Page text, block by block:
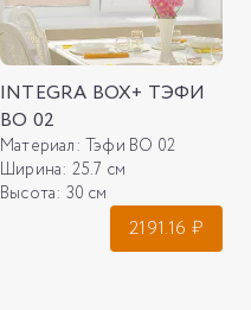
INTEGRA BOX+ ТЭФИ
ВО 02
Материал: Тэфи ВО 02
Ширина: 25.7 см
Высота: 30 см
2191.16 ₽